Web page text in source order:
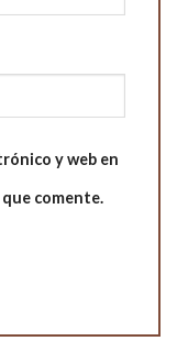
y web en
comente.